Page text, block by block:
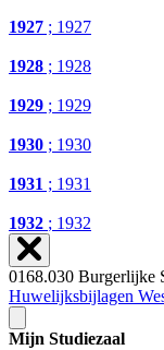
1927 ; 1927
1928 ; 1928
1929 ; 1929
1930 ; 1930
1931 ; 1931
1932 ; 1932
0168.030 Burgerlijke
Huwelijksbijlagen
Mijn Studiezaal